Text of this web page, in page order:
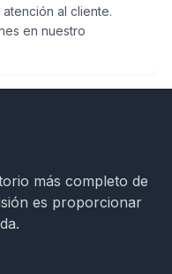
al cliente.
en nuestro
más completo de
es proporcionar